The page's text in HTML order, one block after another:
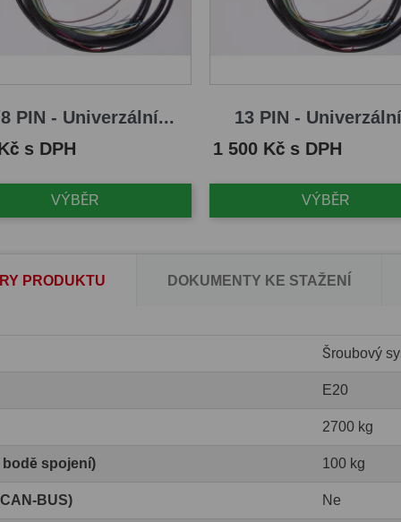
PIN - Univerzální...
s DPH
VÝBĚR
13 PIN -
Cena
1 500 Kč s DPH
VÝBĚR
PRODUKTU DOKUMENTY KE STAŽENÍ
Šroubový
E20
2700 kg
spojení) 100 kg
BUS) Ne